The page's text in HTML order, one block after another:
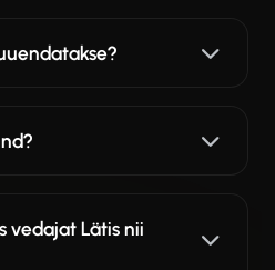
vedajat Lätis nii